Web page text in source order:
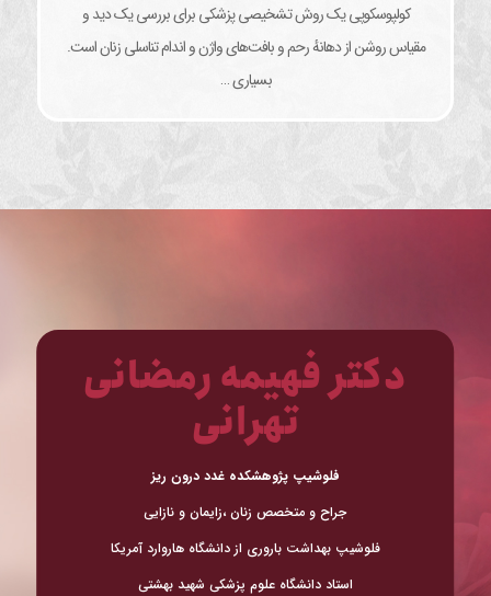
کولپوسکوپی یک روش تشخیصی پزشکی برای بررسی یک دید و
مقیاس روشن از دهانهٔ رحم و بافت‌های واژن و اندام تناسلی زنان است.
بسیاری …
دکتر فهیمه رمضانی
تهرانی
فلوشیپ پژوهشکده غدد درون ریز
جراح و متخصص زنان ،زایمان و نازایی
فلوشیپ بهداشت باروری از دانشگاه هاروارد آمریکا
استاد دانشگاه علوم پزشکی شهید بهشتی